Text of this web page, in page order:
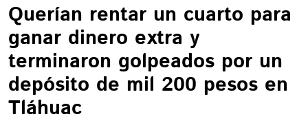
Querían rentar un cuarto para
ganar dinero extra y
terminaron golpeados por un
depósito de mil 200 pesos en
Tláhuac